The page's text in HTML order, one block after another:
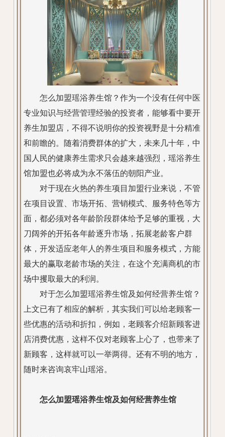
怎么加盟瑶浴养生馆？作为一个没有任何中医
专业知识与经营管理经验的投资者，能够看中要开
养生加盟店，不得不说明你的投资视野是十分精准
和前瞻的。随着消费群体的扩大，未来几十年，中
国人民的健康养生需求只会越来越强烈，瑶浴养生
馆加盟也必将成为永不落伍的朝阳产业。
对于现在火热的养生项目加盟行业来说，不管
在项目设置、市场开拓、营销模式、服务特色等方
面，都必须对各年龄阶段群体给予足够的重视，大
刀阔斧的开拓各年龄逐升市场，拓展老龄客户群
体，开发适应老年人的养生项目和服务模式，方能
最大的赢取老龄市场的关注，在这个充满商机的市
场中攫取最大的利润。
对于怎么加盟瑶浴养生馆及如何经营养生馆？
上文已有了相应的解析，其实我们可以给老顾客一
些优惠的活动和折扣，例如，老顾客介绍新顾客进
店消费优惠，这样不仅对老顾客上心了，也带来了
新顾客，这样就可以一举两得。还有不明的地方，
随时来咨询哀牢山瑶浴。
怎么加盟瑶浴养生馆及如何经营养生馆